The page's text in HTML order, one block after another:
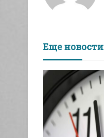
Еще новости